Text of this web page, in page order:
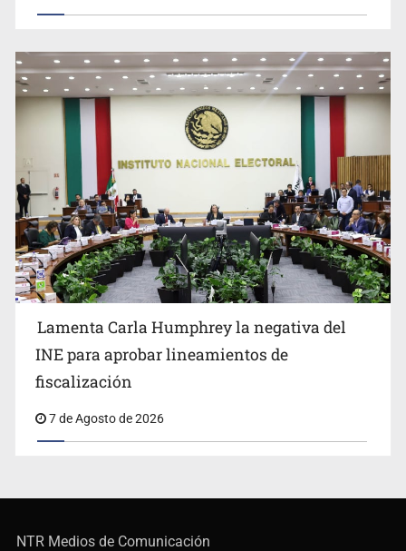
Lamenta Carla Humphrey la negativa del
INE para aprobar lineamientos de
fiscalización
7 de Agosto de 2026
NTR Medios de Comunicación